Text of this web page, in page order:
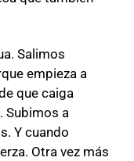
Salimos
empieza a
que caiga
Subimos a
Y cuando
Otra vez más